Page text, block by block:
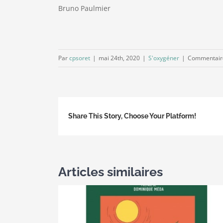
Bruno Paulmier
Parcpsoret | mai 24th, 2020 | S'oxygéner |
Share This Story, Choose Your Platform!
Articles similaires